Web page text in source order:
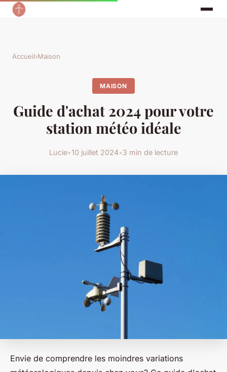
Accueil›Maison
MAISON
Guide d'achat 2024 pour votre
station météo idéale
Lucie•10 juillet 2024•3 min de lecture
Envie de comprendre les moindres variations